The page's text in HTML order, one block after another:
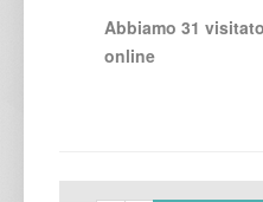
Abbiamo 31
online